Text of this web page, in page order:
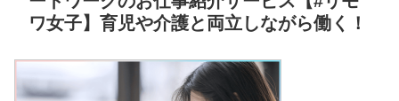
ワ女子】育児や介護と両立しながら働く！